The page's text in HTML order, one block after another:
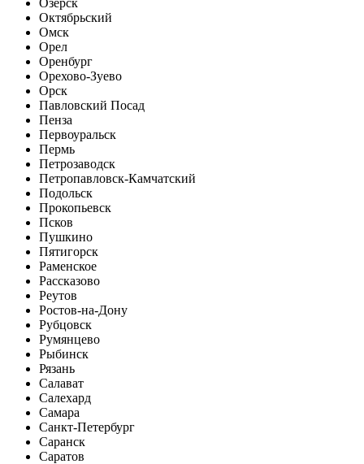
Октябрьский
Омск
Орел
Оренбург
Орехово-Зуево
Орск
Павловский Посад
Пенза
Первоуральск
Пермь
Петрозаводск
Петропавловск-Камчатский
Подольск
Прокопьевск
Псков
Пушкино
Пятигорск
Раменское
Рассказово
Реутов
Ростов-на-Дону
Рубцовск
Румянцево
Рыбинск
Рязань
Салават
Салехард
Самара
Санкт-Петербург
Саранск
Саратов